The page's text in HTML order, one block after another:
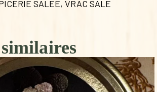
SALEE, VRAC SALE